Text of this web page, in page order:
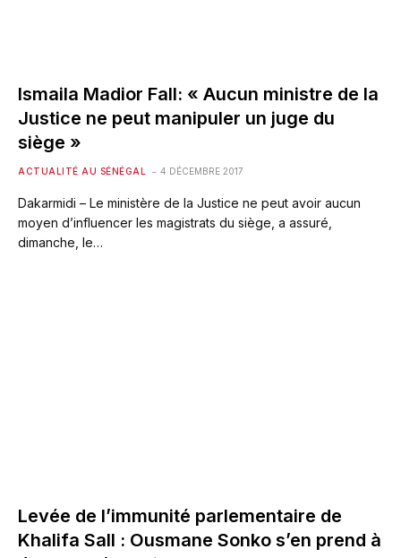
Ismaila Madior Fall: « Aucun ministre de la
Justice ne peut manipuler un juge du
siège »
ACTUALITÉ AU SÉNÉGAL 4 DÉCEMBRE 2017
Dakarmidi – Le ministère de la Justice ne peut avoir aucun
moyen d’influencer les magistrats du siège, a assuré,
dimanche, le…
Levée de l’immunité parlementaire de
Khalifa Sall : Ousmane Sonko s’en prend à